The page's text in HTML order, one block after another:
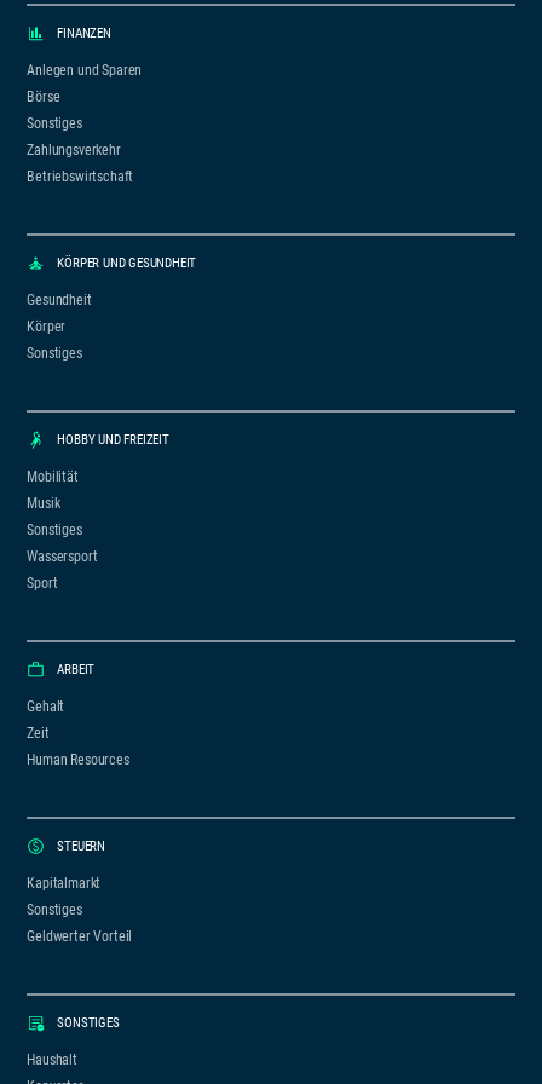
FINANZEN
Anlegen und Sparen
Börse
Sonstiges
Zahlungsverkehr
Betriebswirtschaft
KÖRPER UND GESUNDHEIT
Gesundheit
Körper
Sonstiges
HOBBY UND FREIZEIT
Mobilität
Musik
Sonstiges
Wassersport
Sport
ARBEIT
Gehalt
Zeit
Human Resources
STEUERN
Kapitalmarkt
Sonstiges
Geldwerter Vorteil
SONSTIGES
Haushalt